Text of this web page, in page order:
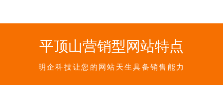
平顶山营销型网站特点
明企科技让您的网站天生具备销售能力